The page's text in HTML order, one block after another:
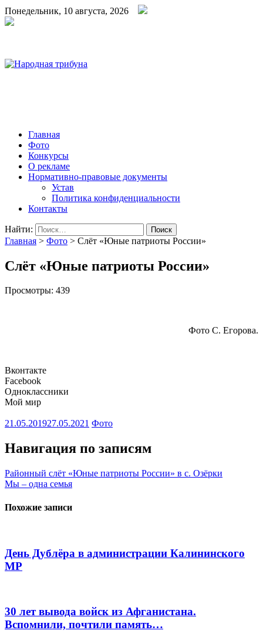
Понедельник, 10 августа, 2026
Главная
Фото
Конкурсы
О рекламе
Нормативно-правовые документы
Устав
Политика конфиденциальности
Контакты
Найти:
Главная > Фото > Слёт «Юные патриоты России»
Слёт «Юные патриоты России»
Просмотры: 439
Фото С. Егорова.
Вконтакте
Facebook
Одноклассники
Мой мир
21.05.201927.05.2021 Фото
Навигация по записям
Районный слёт «Юные патриоты России» в с. Озёрки
Мы – одна семья
Похожие записи
День Дублёра в администрации Калининского
МР
30 лет вывода войск из Афганистана.
Вспомнили, почтили память…